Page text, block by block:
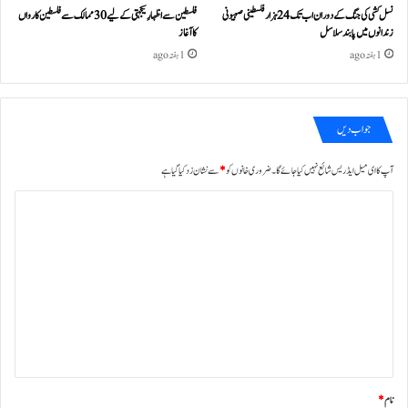
نسل کشی کی جنگ کے دوران اب تک 24ہزار فلسطینی صہیونی
زندانوں میں پابند سلاسل
1 ہفتہ ago
فلسطین سے اظہارِ یکجہتی کے لیے 30 ممالک سے فلسطین کارواں
کا آغاز
1 ہفتہ ago
جواب دیں
آپ کا ای میل ایڈریس شائع نہیں کیا جائے گا۔ضروری خانوں کو*سے نشان زد کیا گیا ہے
نام*